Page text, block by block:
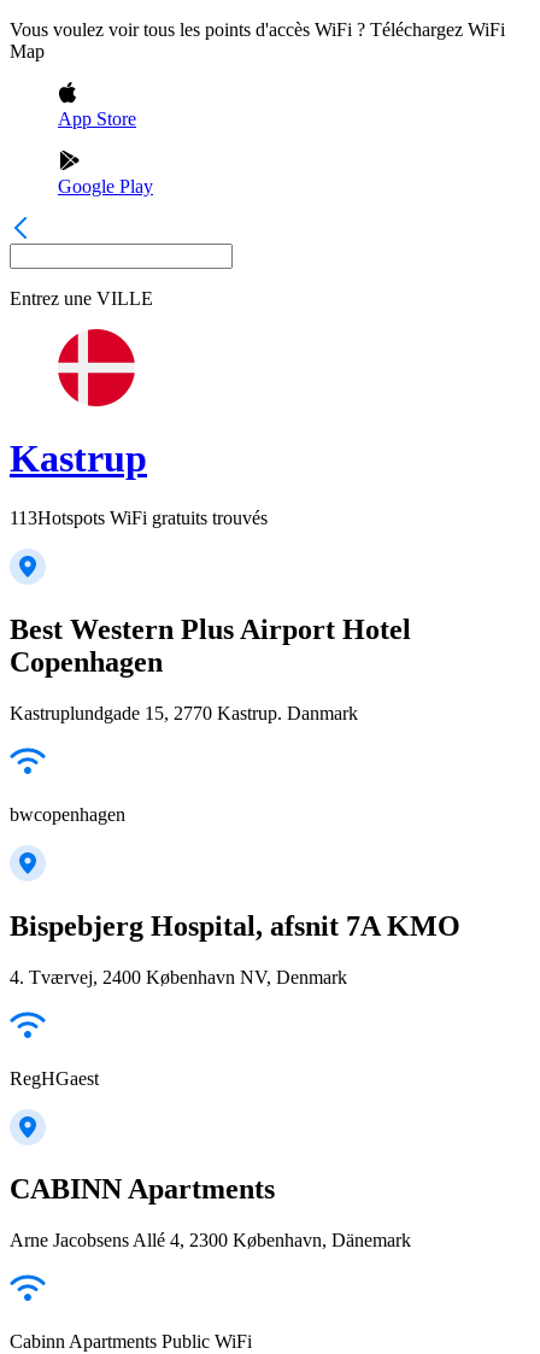
Vous voulez voir tous les points d'accès WiFi ? Téléchargez WiFi
Map
App Store
Google Play
Entrez une VILLE
Kastrup
113Hotspots WiFi gratuits trouvés
Best Western Plus Airport Hotel
Copenhagen
Kastruplundgade 15, 2770 Kastrup. Danmark
bwcopenhagen
Bispebjerg Hospital, afsnit 7A KMO
4. Tværvej, 2400 København NV, Denmark
RegHGaest
CABINN Apartments
Arne Jacobsens Allé 4, 2300 København, Dänemark
Cabinn Apartments Public WiFi